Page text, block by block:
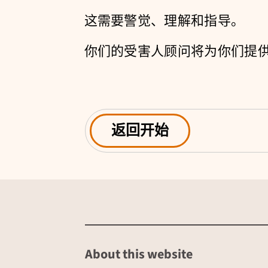
这需要警觉、理解和指导。
你们的受害人顾问将为你们提
返回开始
About this website